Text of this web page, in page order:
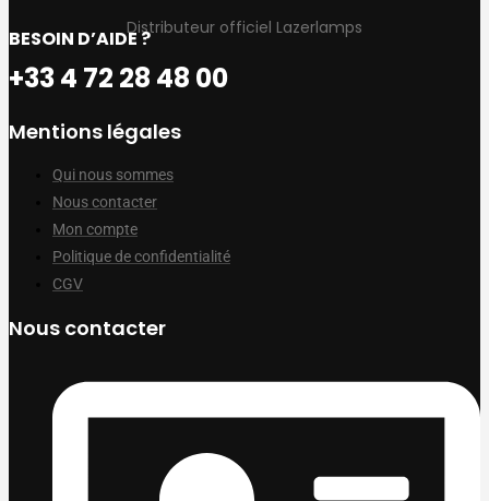
Distributeur officiel Lazerlamps
BESOIN D’AIDE ?
+33 4 72 28 48 00
Mentions légales
Qui nous sommes
Nous contacter
Mon compte
Politique de confidentialité
CGV
Nous contacter